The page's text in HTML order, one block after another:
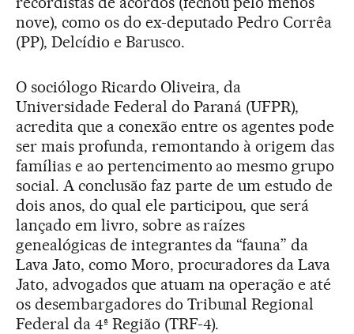
nove), como os do ex-deputado Pedro Corrêa
(PP), Delcídio e Barusco.
O sociólogo Ricardo Oliveira, da
Universidade Federal do Paraná (UFPR),
acredita que a conexão entre os agentes pode
ser mais profunda, remontando à origem das
famílias e ao pertencimento ao mesmo grupo
social. A conclusão faz parte de um estudo de
dois anos, do qual ele participou, que será
lançado em livro, sobre as raízes
genealógicas de integrantes da “fauna” da
Lava Jato, como Moro, procuradores da Lava
Jato, advogados que atuam na operação e até
os desembargadores do Tribunal Regional
Federal da 4ª Região (TRF-4).